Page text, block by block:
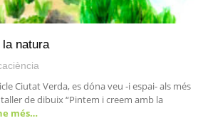
natura
Ciutat Verda, es dóna veu -i espai- als més
de dibuix “Pintem i creem amb la
més…